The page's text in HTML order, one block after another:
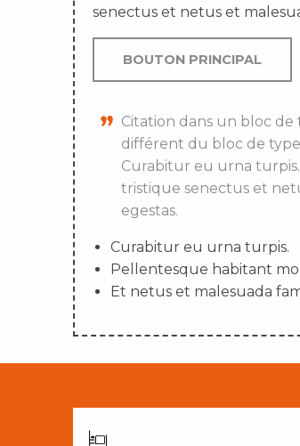
senectus et netus et
BOUTON PRINCIPAL
Citation dans un bloc
différent du bloc de
Curabitur eu urna
tristique senectus et
egestas.
Curabitur eu urna turpis.
Pellentesque habitant
Et netus et malesuada